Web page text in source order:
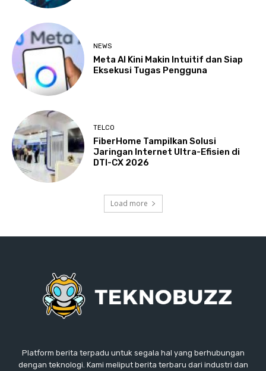
NEWS
Meta AI Kini Makin Intuitif dan Siap
Eksekusi Tugas Pengguna
TELCO
FiberHome Tampilkan Solusi
Jaringan Internet Ultra-Efisien di
DTI-CX 2026
Load more
Platform berita terpadu untuk segala hal yang berhubungan
dengan teknologi. Kami meliput berita terbaru dari industri dan